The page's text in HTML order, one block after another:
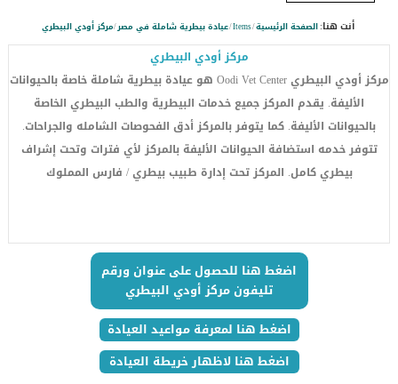
أنت هنا:الصفحة الرئيسية/
Items
/عيادة بيطرية شاملة في مصر/مركز أودي البيطري
مركز أودي البيطري
مركز أودي البيطري Oodi Vet Center هو عيادة بيطرية شاملة خاصة بالحيوانات
الأليفة. يقدم المركز جميع خدمات البيطرية والطب البيطري الخاصة
بالحيوانات الأليفة. كما يتوفر بالمركز أدق الفحوصات الشامله والجراحات.
تتوفر خدمه استضافة الحيوانات الأليفة بالمركز لأي فترات وتحت إشراف
بيطري كامل. المركز تحت إدارة طبيب بيطري / فارس المملوك
اضغط هنا للحصول على عنوان ورقم
تليفون مركز أودي البيطري
اضغط هنا لمعرفة مواعيد العيادة
اضغط هنا لاظهار خريطة العيادة